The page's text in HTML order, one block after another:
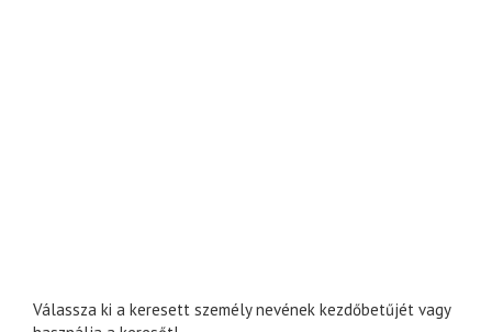
Válassza ki a keresett személy nevének kezdőbetűjét vagy